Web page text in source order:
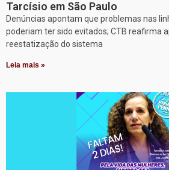
Tarcísio em São Paulo
Denúncias apontam que problemas nas
poderiam ter sido evitados; CTB reafirma
reestatização do sistema
Leia mais »